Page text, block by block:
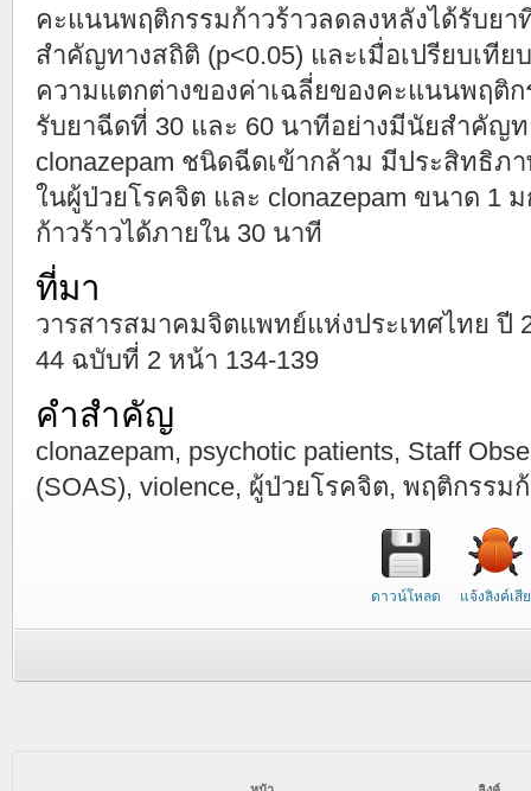
คะแนนพฤติกรรมก้าวร้าวลดลงหลังได้รับยา
สำคัญทางสถิติ (p<0.05) และเมื่อเปรียบเที
ความแตกต่างของค่าเฉลี่ยของคะแนนพฤติ
รับยาฉีดที่ 30 และ 60 นาทีอย่างมีนัยสำคัญท
clonazepam ชนิดฉีดเข้ากล้าม มีประสิทธิภ
ในผู้ป่วยโรคจิต และ clonazepam ขนาด 1
ก้าวร้าวได้ภายใน 30 นาที
ที่มา
วารสารสมาคมจิตแพทย์แห่งประเทศไทย ปี
44 ฉบับที่ 2 หน้า 134-139
คำสำคัญ
clonazepam, psychotic patients, Staff
(SOAS), violence, ผู้ป่วยโรคจิต, พฤติกรรม
ดาวน์โหลด แจ้งลิงค์เสีย